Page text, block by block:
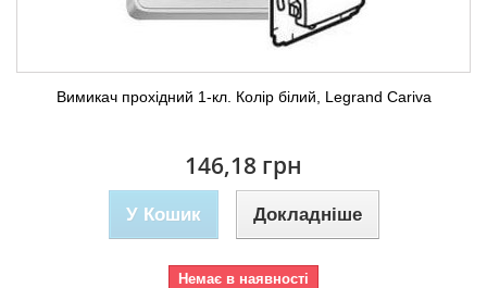
Вимикач прохідний 1-кл. Колір білий, Legrand Cariva
146,18 грн
У Кошик Докладніше
Немає в наявності